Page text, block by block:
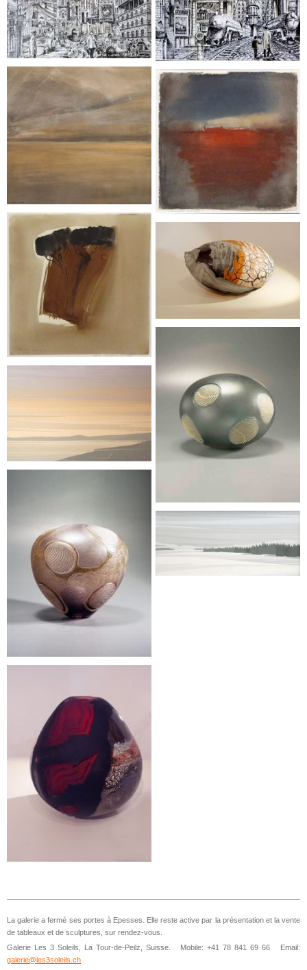
La galerie a fermé ses portes à Epesses. Elle reste active par la présentation et la vente
de tableaux et de sculptures, sur rendez-vous.
Galerie Les 3 Soleils, La Tour-de-Peilz, Suisse. Mobile: +41 78 841 69 66 Email:
galerie@les3soleils.ch